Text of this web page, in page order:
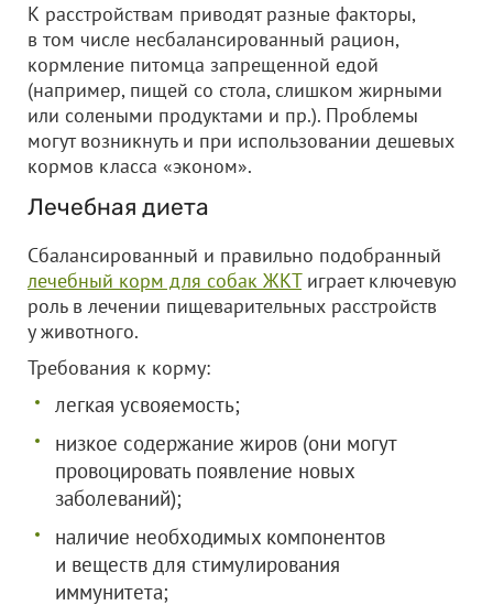
К расстройствам приводят разные факторы,
в том числе несбалансированный рацион,
кормление питомца запрещенной едой
(например, пищей со стола, слишком жирными
или солеными продуктами и пр.). Проблемы
могут возникнуть и при использовании дешевых
кормов класса «эконом».
Лечебная диета
Сбалансированный и правильно подобранный
лечебный корм для собак ЖКТиграет ключевую
роль в лечении пищеварительных расстройств
у животного.
Требования к корму:
легкая усвояемость;
низкое содержание жиров (они могут
провоцировать появление новых
заболеваний);
наличие необходимых компонентов
и веществ для стимулирования
иммунитета;